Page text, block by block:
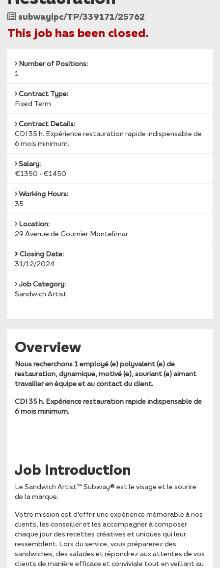
Job
Reference
subwayipc/TP/339171/25762
This job has been closed.
Number of Positions:
1
Contract Type:
Fixed Term
Contract Details:
CDI 35 h. Expérience restauration rapide indispensable de
6 mois minimum.
Salary:
€1350 - €1450
Working Hours:
35
Location:
29 Avenue de Gournier Montelimar
Closing Date:
31/12/2024
Job Category:
Sandwich Artist
Overview
Nous recherchons 1 employé (e) polyvalent (e) de
restauration, dynamique, motivé (e), souriant (e) aimant
travailler en équipe et au contact du client.
CDI 35 h. Expérience restauration rapide indispensable de
6 mois minimum.
Job Introduction
Le Sandwich Artist™ Subway® est le visage et le sourire
de la marque.
Votre mission est d'offrir une expérience mémorable à nos
clients, les conseiller et les accompagner à composer
chaque jour des recettes créatives et uniques qui leur
ressemblent. Lors du service, vous préparerez des
sandwiches, des salades et répondrez aux attentes de vos
clients de manière efficace et conviviale tout en veillant au